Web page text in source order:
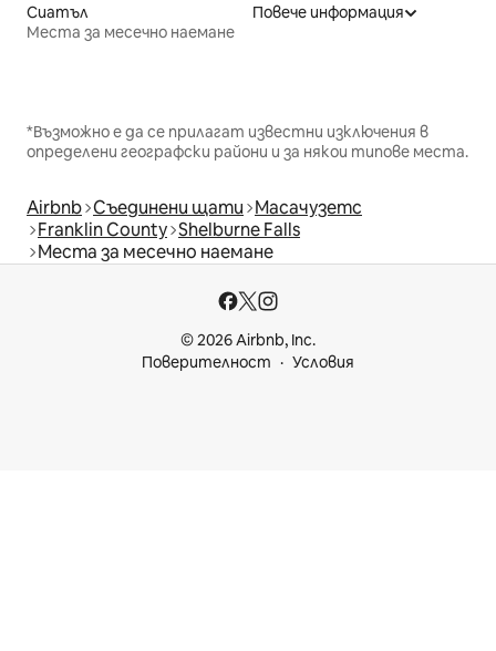
Сиатъл
Места за месечно наемане
Повече информация
*Възможно е да се прилагат известни изключения в
определени географски райони и за някои типове места.
Airbnb Съединени щати Масачузетс
Franklin County Shelburne Falls
Места за месечно наемане
© 2026 Airbnb, Inc.
Поверителност
Условия